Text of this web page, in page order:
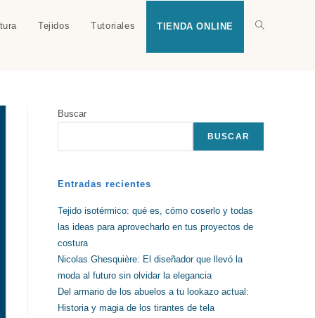
Tejidos Tutoriales TIENDA ONLINE Alternar
Buscar
BUSCAR
Entradas recientes
Tejido isotérmico: qué es, cómo coserlo y todas
las ideas para aprovecharlo en tus proyectos de
costura
Nicolas Ghesquière: El diseñador que llevó la
moda al futuro sin olvidar la elegancia
Del armario de los abuelos a tu lookazo actual:
Historia y magia de los tirantes de tela